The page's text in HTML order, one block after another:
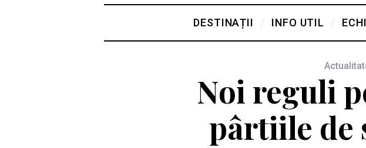
DESTINAȚII INFO UTIL
Noi reguli
pârtiile de